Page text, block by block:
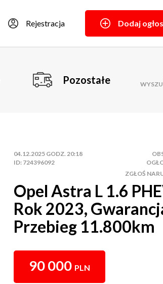
Rejestracja Dodaj
Pozostałe
04.12.2025 GODZ. 20:18
ID: 724396092
ZGŁOŚ
Opel Astra L 1.6
Rok 2023,
Przebieg 11.800km
90 000 PLN